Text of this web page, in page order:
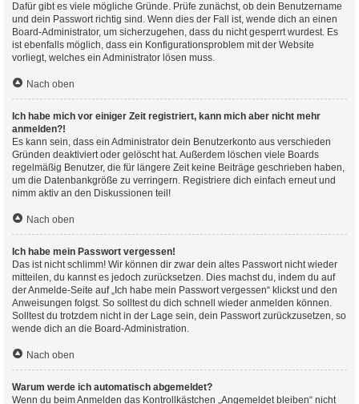
Dafür gibt es viele mögliche Gründe. Prüfe zunächst, ob dein Benutzername
und dein Passwort richtig sind. Wenn dies der Fall ist, wende dich an einen
Board-Administrator, um sicherzugehen, dass du nicht gesperrt wurdest. Es
ist ebenfalls möglich, dass ein Konfigurationsproblem mit der Website
vorliegt, welches ein Administrator lösen muss.
Nach oben
Ich habe mich vor einiger Zeit registriert, kann mich aber nicht mehr
anmelden?!
Es kann sein, dass ein Administrator dein Benutzerkonto aus verschieden
Gründen deaktiviert oder gelöscht hat. Außerdem löschen viele Boards
regelmäßig Benutzer, die für längere Zeit keine Beiträge geschrieben haben,
um die Datenbankgröße zu verringern. Registriere dich einfach erneut und
nimm aktiv an den Diskussionen teil!
Nach oben
Ich habe mein Passwort vergessen!
Das ist nicht schlimm! Wir können dir zwar dein altes Passwort nicht wieder
mitteilen, du kannst es jedoch zurücksetzen. Dies machst du, indem du auf
der Anmelde-Seite auf „Ich habe mein Passwort vergessen“ klickst und den
Anweisungen folgst. So solltest du dich schnell wieder anmelden können.
Solltest du trotzdem nicht in der Lage sein, dein Passwort zurückzusetzen, so
wende dich an die Board-Administration.
Nach oben
Warum werde ich automatisch abgemeldet?
Wenn du beim Anmelden das Kontrollkästchen „Angemeldet bleiben“ nicht